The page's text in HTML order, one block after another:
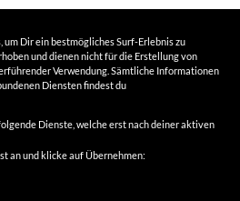
Dir ein bestmögliches Surf-Erlebnis zu
und dienen nicht für die Erstellung von
Verwendung. Sämtliche Informationen
Diensten findest du
Dienste, welche erst nach deiner aktiven
an und klicke auf Übernehmen: